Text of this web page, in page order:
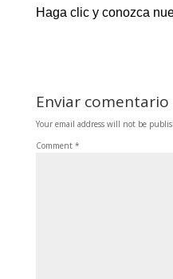
Haga clic y conozca
Enviar comentario
Your email address will not be
Comment *